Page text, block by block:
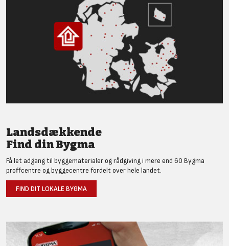
Landsdækkende
Find din Bygma
Få let adgang til byggematerialer og rådgiving i mere end 60 Bygma
proffcentre og byggecentre fordelt over hele landet.
FIND DIT LOKALE BYGMA